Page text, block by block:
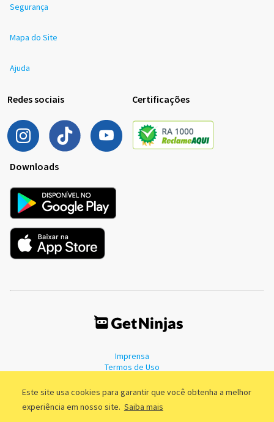
Este site usa cookies para garantir que você obtenha a melhor
experiência em nosso site. Saiba mais
Segurança
Mapa do Site
Ajuda
Redes sociais Certificações
Downloads
Imprensa
Termos de Uso